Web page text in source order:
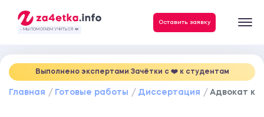
- МЫ ПОМОГАЕМ УЧИТЬСЯ ❤️
Оставить заявку
Выполнено экспертами Зачётки c ❤️ к студентам
Главная Готовые работы Диссертация Адвокат